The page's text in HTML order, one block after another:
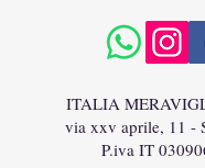
ITALIA
via xxv aprile, 11 -
P.iva IT